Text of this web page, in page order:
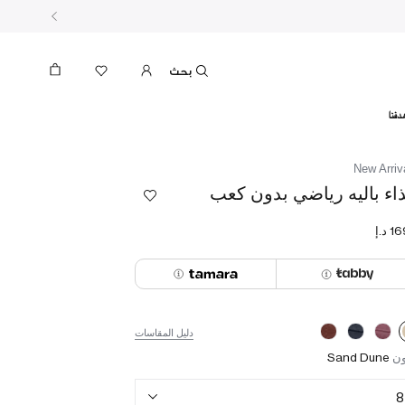
New
باليه رياضي بدون كعب
دليل المقاسات
Sand Dune
8